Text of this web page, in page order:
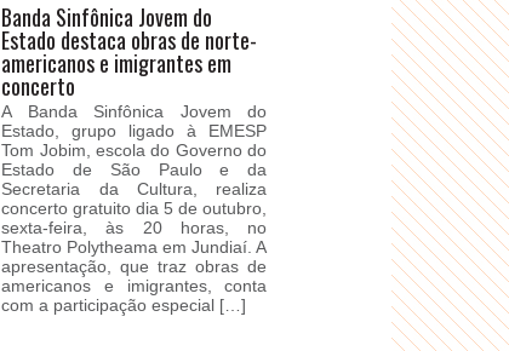
Banda Sinfônica Jovem do
Estado destaca obras de norte-
americanos e imigrantes em
concerto
A Banda Sinfônica Jovem do
Estado, grupo ligado à EMESP
Tom Jobim, escola do Governo do
Estado de São Paulo e da
Secretaria da Cultura, realiza
concerto gratuito dia 5 de outubro,
sexta-feira, às 20 horas, no
Theatro Polytheama em Jundiaí. A
apresentação, que traz obras de
americanos e imigrantes, conta
com a participação especial […]